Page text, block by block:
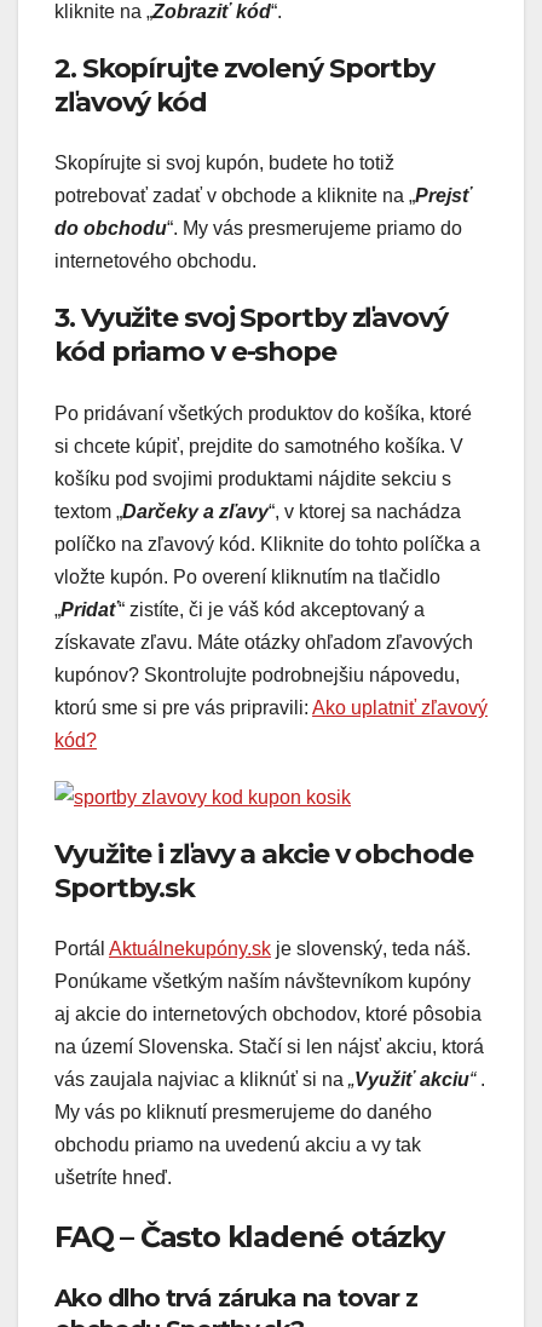
kliknite na „Zobraziť kód“.
2. Skopírujte zvolený Sportby
zľavový kód
Skopírujte si svoj kupón, budete ho totiž
potrebovať zadať v obchode a kliknite na „Prejsť
do obchodu“. My vás presmerujeme priamo do
internetového obchodu.
3. Využite svoj Sportby zľavový
kód priamo v e-shope
Po pridávaní všetkých produktov do košíka, ktoré
si chcete kúpiť, prejdite do samotného košíka. V
košíku pod svojimi produktami nájdite sekciu s
textom „Darčeky a zľavy“, v ktorej sa nachádza
políčko na zľavový kód. Kliknite do tohto políčka a
vložte kupón. Po overení kliknutím na tlačidlo
„Pridať“ zistíte, či je váš kód akceptovaný a
získavate zľavu. Máte otázky ohľadom zľavových
kupónov? Skontrolujte podrobnejšiu nápovedu,
ktorú sme si pre vás pripravili: Ako uplatniť zľavový
kód?
Využite i zľavy a akcie v obchode
Sportby.sk
Portál Aktuálnekupóny.sk je slovenský, teda náš.
Ponúkame všetkým naším návštevníkom kupóny
aj akcie do internetových obchodov, ktoré pôsobia
na území Slovenska. Stačí si len nájsť akciu, ktorá
vás zaujala najviac a kliknúť si na „Využiť akciu“.
My vás po kliknutí presmerujeme do daného
obchodu priamo na uvedenú akciu a vy tak
ušetríte hneď.
FAQ – Často kladené otázky
Ako dlho trvá záruka na tovar z